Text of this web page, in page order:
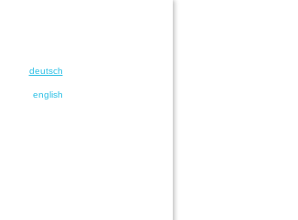
deutsch
english